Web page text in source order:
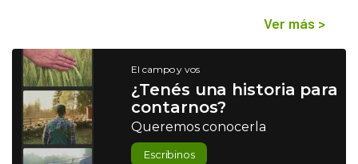
Ver más >
El campo y vos
¿Tenés una historia para
contarnos?
Queremos conocerla
Escribinos